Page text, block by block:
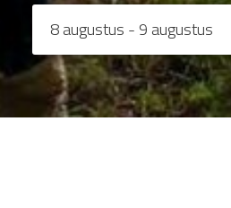
8 augustus - 9 augustus